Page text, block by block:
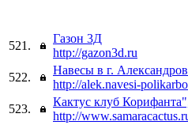
521.
Газон 3Д
http://gazon3d.ru
522.
Навесы в г.
http://alek.navesi-
523.
Кактус клуб
http://